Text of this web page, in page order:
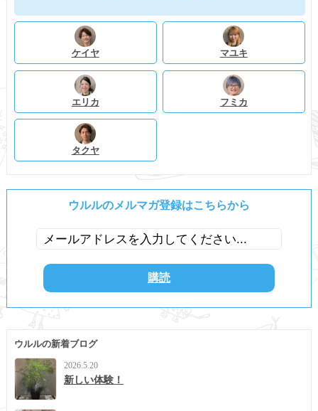
ケイヤ マユキ
エリカ フミカ
タクヤ
ウルルのメルマガ登録はこちらから
ウルルの新着ブログ
2026.5.20
新しい体験！